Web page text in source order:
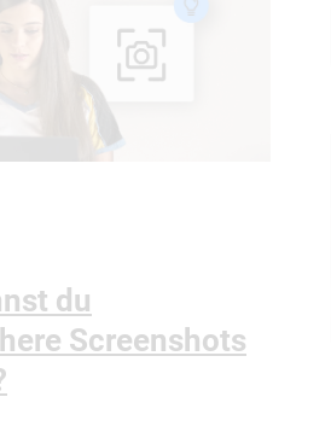
du
Screenshots